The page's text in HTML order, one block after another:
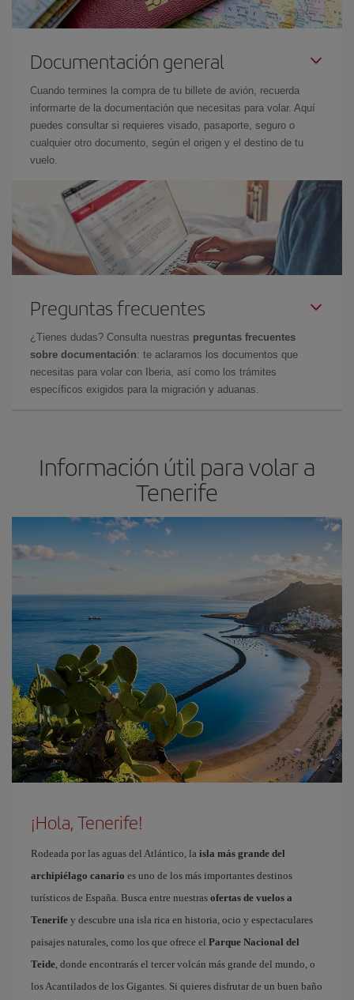
Documentación general
Cuando termines la compra de tu billete de avión, recuerda
informarte de la documentación que necesitas para volar. Aquí
puedes consultar si requieres visado, pasaporte, seguro o
cualquier otro documento, según el origen y el destino de tu
vuelo.
Preguntas frecuentes
¿Tienes dudas? Consulta nuestras preguntas frecuentes
sobre documentación: te aclaramos los documentos que
necesitas para volar con Iberia, así como los trámites
específicos exigidos para la migración y aduanas.
Información útil para volar a
Tenerife
¡Hola, Tenerife!
Rodeada por las aguas del Atlántico, la isla más grande del
archipiélago canario es uno de los más importantes destinos
turísticos de España. Busca entre nuestras ofertas de vuelos a
Tenerife y descubre una isla rica en historia, ocio y espectaculares
paisajes naturales, como los que ofrece el Parque Nacional del
Teide, donde encontrarás el tercer volcán más grande del mundo, o
los Acantilados de los Gigantes. Si quieres disfrutar de un buen baño